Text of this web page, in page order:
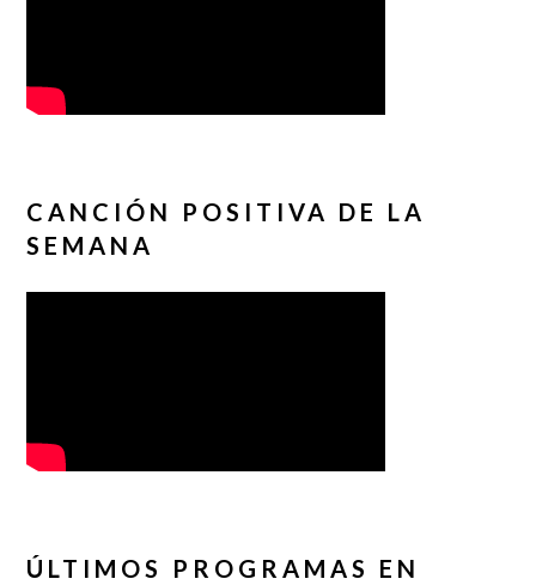
CANCIÓN POSITIVA DE LA
SEMANA
ÚLTIMOS PROGRAMAS EN